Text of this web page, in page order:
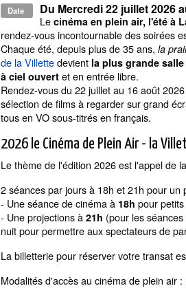
Date Du Mercredi 22 juillet 2026
Le cinéma en plein air, l'été à
rendez-vous incontournable des soirées
Chaque été, depuis plus de 35 ans, la
de la Villettedevient la plus grande
à ciel ouvert et en entrée libre.
Rendez-vous du 22 juillet au 16 août
sélection de films à regarder sur grand
tous en VO sous-titrés en français.
2026 le Cinéma de Plein Air - la
Le thème de l'édition 2026 est l'appel de
2 séances par jours à 18h et 21h pour un
- Une séance de cinéma à 18h pour
- Une projections à 21h (pour les
nuit pour permettre aux spectateurs de
La billetterie pour réserver votre transat
Modalités d'accès au cinéma de plein air :